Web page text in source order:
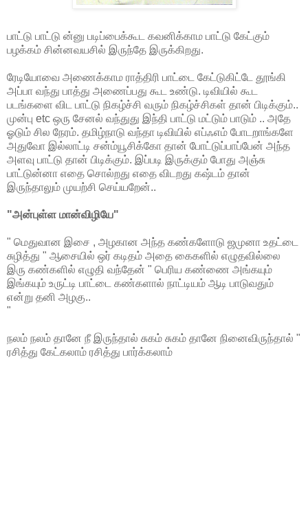
பாட்டு பாட்டு ன்னு படிப்பைக்கூட கவனிக்காம பாட்டு கேட்கும்
பழக்கம் சின்னவயசில் இருந்தே இருக்கிறது.
ரேடியோவை அணைக்காம ராத்திரி பாட்டை கேட்டுகிட்டே தூங்கி
அப்பா வந்து பாத்து அணைப்பது கூட உண்டு. டிவியில் கூட
படங்களை விட பாட்டு நிகழ்ச்சி வரும் நிகழ்ச்சிகள் தான் பிடிக்கும்..
முன்பு etc ஒரு சேனல் வந்துது இந்தி பாட்டு மட்டும் பாடும் .. அதே
ஓடும் சில நேரம். தமிழ்நாடு வந்தா டிவியில் எப்ஃஎம் போடறாங்களே
அதுவோ இல்லாட்டி சன்ம்யூசிக்கோ தான் போட்டுப்பாப்பேன் அந்த
அளவு பாட்டு தான் பிடிக்கும். இப்படி இருக்கும் போது அஞ்சு
பாட்டுன்னா எதை சொல்றது எதை விடறது கஷ்டம் தான்
இருந்தாலும் முயற்சி செய்யறேன்..
"அன்புள்ள மான்விழியே"
" மெதுவான இசை , அழகான அந்த கண்களோடு ஜமுனா உதட்டை
சுழித்து " ஆசையில் ஒர் கடிதம் அதை கைகளில் எழுதவில்லை
இரு கண்களில் எழுதி வந்தேன் " பெரிய கண்ணை அங்கயும்
இங்கயும் உருட்டி பாட்டை கண்களால் நாட்டியம் ஆடி பாடுவதும்
என்று தனி அழகு..
"
நலம் நலம் தானே நீ இருந்தால் சுகம் சுகம் தானே நினைவிருந்தால் "
ரசித்து கேட்கலாம் ரசித்து பார்க்கலாம்